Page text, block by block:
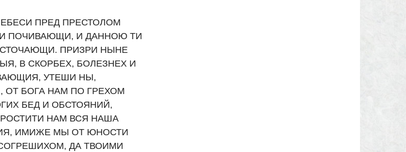
ПРЕД ПРЕСТОЛОМ
ПОЧИВАЮЩИ, И ДАННОЮ ТИ
ПРИЗРИ НЫНЕ
В СКОРБЕХ, БОЛЕЗНЕХ И
УТЕШИ НЫ,
БОГА НАМ ПО ГРЕХОМ
БЕД И ОБСТОЯНИЙ,
НАМ ВСЯ НАША
ИМИЖЕ МЫ ОТ ЮНОСТИ
ДА ТВОИМИ